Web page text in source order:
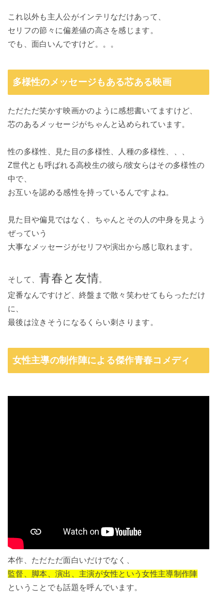
これ以外も主人公がインテリなだけあって、
セリフの節々に偏差値の高さを感じます。
でも、面白いんですけど。。。
多様性のメッセージもある芯ある映画
ただただ笑かす映画かのように感想書いてますけど、
芯のあるメッセージがちゃんと込められています。
性の多様性、見た目の多様性、人種の多様性、、、
Z世代とも呼ばれる高校生の彼ら/彼女らはその多様性の
中で、
お互いを認める感性を持っているんですよね。
見た目や偏見ではなく、ちゃんとその人の中身を見よう
ぜっていう
大事なメッセージがセリフや演出から感じ取れます。
そして、青春と友情。
定番なんですけど、終盤まで散々笑わせてもらっただけ
に、
最後は泣きそうになるくらい刺さります。
女性主導の制作陣による傑作青春コメディ
本作、ただただ面白いだけでなく、
監督、脚本、演出、主演が女性という女性主導制作陣
ということでも話題を呼んでいます。